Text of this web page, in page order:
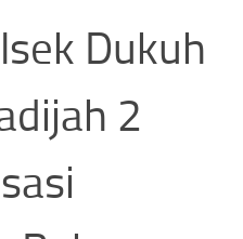
Dukuh
2